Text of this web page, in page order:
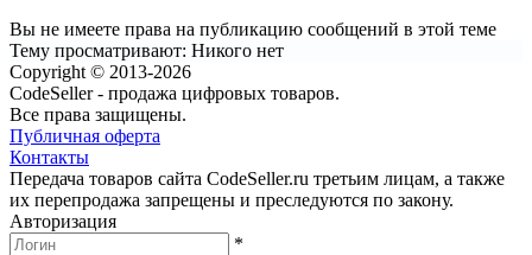
Вы не имеете права на публикацию сообщений в этой теме
Тему просматривают: Никого нет
Copyright © 2013-2026
CodeSeller - продажа цифровых товаров.
Все права защищены.
Публичная оферта
Контакты
Передача товаров сайта CodeSeller.ru третьим лицам, а также
их перепродажа запрещены и преследуются по закону.
Авторизация
*